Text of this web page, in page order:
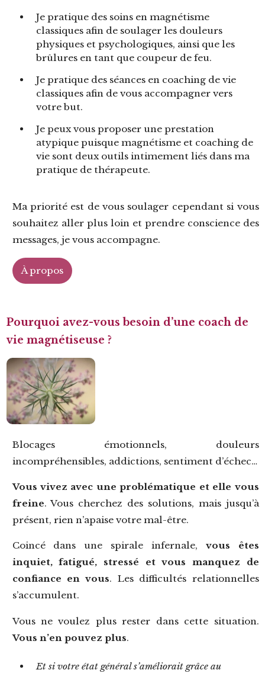
Je pratique des soins en magnétisme
classiques afin de soulager les douleurs
physiques et psychologiques, ainsi que les
brûlures en tant que coupeur de feu.
Je pratique desséances en coaching de vie
classiques afin de vous accompagner vers
votre but.
Je peux vous proposer une prestation
atypiquepuisque magnétisme et coaching de
vie sont deux outils intimement liés dans ma
pratique de thérapeute.
Ma priorité est de vous soulager cependant si vous
souhaitez aller plus loin et prendre conscience des
messages, je vous accompagne.
À propos
Pourquoi avez-vous besoin d’une coach de
vie magnétiseuse ?
Blocages émotionnels, douleurs
incompréhensibles, addictions, sentiment d’échec…
Vous vivez avec une problématique et elle vous
freine. Vous cherchez des solutions, mais jusqu’à
présent, rien n’apaise votre mal-être.
Coincé dans une spirale infernale, vous êtes
inquiet, fatigué, stressé et vous manquez de
confiance en vous. Les difficultés relationnelles
s’accumulent.
Vous ne voulez plus rester dans cette situation.
Vous n’en pouvez plus.
Et si votre état général s’améliorait grâce au